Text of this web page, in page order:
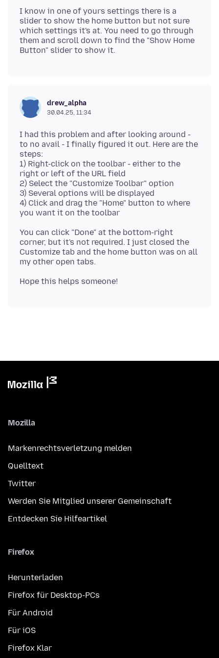
I know in one of yours settings there is a
slider to show the home button but not sure
which settings it's at. You need to go through
them and scroll down to find the "Show Home
drew_alpha
30.04.25, 11:34
I had this problem and after looking around -
to no avail - I finally figured it out. Here are the
steps:
1) Right-click on the toolbar - either to the
right or left of the URL field
2) Select the "Customize Toolbar" option
3) Several options will be displayed
4) Click and drag the "Home" button to where
You can click "Done" at the bottom-right
corner, but it's not required. I just closed the
Customize tab and the home button was on all
Mozilla
Markenrechtsverletzung melden
Quelltext
Twitter
Werden Sie Mitglied unserer Gemeinschaft
Entdecken Sie Hilfeartikel
Firefox
Herunterladen
Firefox für Desktop-PCs
Für Android
Für iOS
Firefox Klar